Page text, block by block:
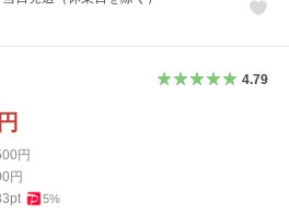
4.79
円
円
円
pt 5%